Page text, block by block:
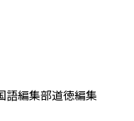
編集部道徳編集